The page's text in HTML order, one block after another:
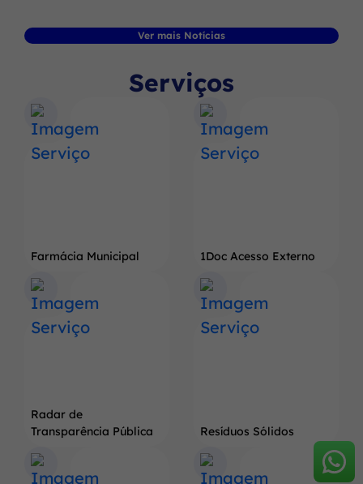
Ver mais Notícias
Serviços
Farmácia Municipal 1Doc Acesso Externo
Radar de
Transparência Pública
Resíduos Sólidos